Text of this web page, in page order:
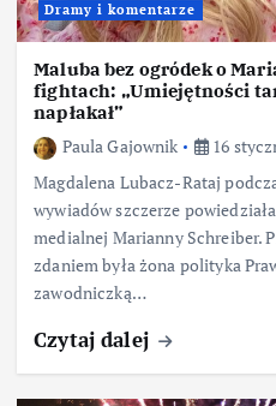
Dramy i komentarze
Maluba bez ogródek o
fightach: „Umiejętności
napłakał”
Paula Gajownik
16
Magdalena Lubacz-Rataj
wywiadów szczerze
medialnej Marianny Schreiber.
zdaniem była żona polityka
zawodniczką…
Czytaj dalej